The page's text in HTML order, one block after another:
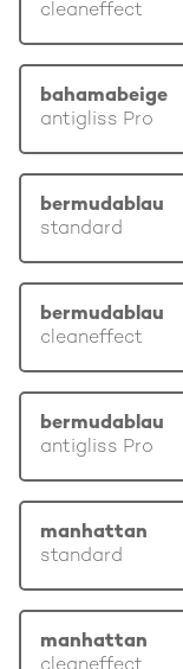
cleaneffect
bahamabeige
antigliss Pro
bermudablau
standard
bermudablau
cleaneffect
bermudablau
antigliss Pro
manhattan
standard
manhattan